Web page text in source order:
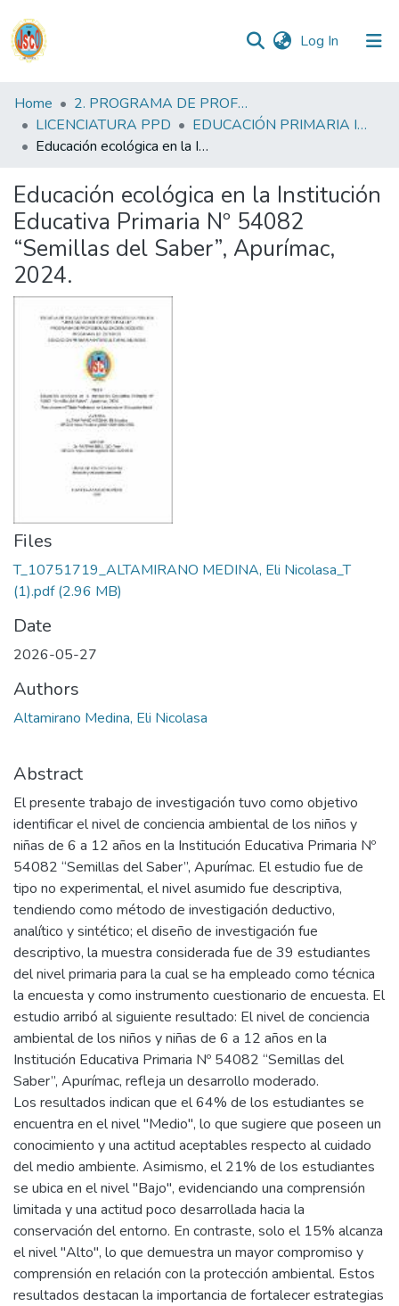
Log In (current)
Communities
&
Collections
Statistics
Reglamento
Formatos
Home
2. PROGRAMA DE PROFESIONALIZACIÓN DOCENTE
LICENCIATURA PPD
EDUCACIÓN PRIMARIA INTERCULTURAL BILINGUE PPD
Educación ecológica en la Institución Educativa Primaria Nº 54082 “Semillas del Saber”, Apurímac, 2024.
Educación ecológica en la Institución
Educativa Primaria Nº 54082
“Semillas del Saber”, Apurímac,
2024.
Files
T_10751719_ALTAMIRANO MEDINA, Eli Nicolasa_T
(1).pdf(2.96 MB)
Date
2026-05-27
Authors
Altamirano Medina, Eli Nicolasa
Abstract
El presente trabajo de investigación tuvo como objetivo
identificar el nivel de conciencia ambiental de los niños y
niñas de 6 a 12 años en la Institución Educativa Primaria Nº
54082 “Semillas del Saber”, Apurímac. El estudio fue de
tipo no experimental, el nivel asumido fue descriptiva,
tendiendo como método de investigación deductivo,
analítico y sintético; el diseño de investigación fue
descriptivo, la muestra considerada fue de 39 estudiantes
del nivel primaria para la cual se ha empleado como técnica
la encuesta y como instrumento cuestionario de encuesta. El
estudio arribó al siguiente resultado: El nivel de conciencia
ambiental de los niños y niñas de 6 a 12 años en la
Institución Educativa Primaria Nº 54082 “Semillas del
Saber”, Apurímac, refleja un desarrollo moderado.
Los resultados indican que el 64% de los estudiantes se
encuentra en el nivel "Medio", lo que sugiere que poseen un
conocimiento y una actitud aceptables respecto al cuidado
del medio ambiente. Asimismo, el 21% de los estudiantes
se ubica en el nivel "Bajo", evidenciando una comprensión
limitada y una actitud poco desarrollada hacia la
conservación del entorno. En contraste, solo el 15% alcanza
el nivel "Alto", lo que demuestra un mayor compromiso y
comprensión en relación con la protección ambiental. Estos
resultados destacan la importancia de fortalecer estrategias